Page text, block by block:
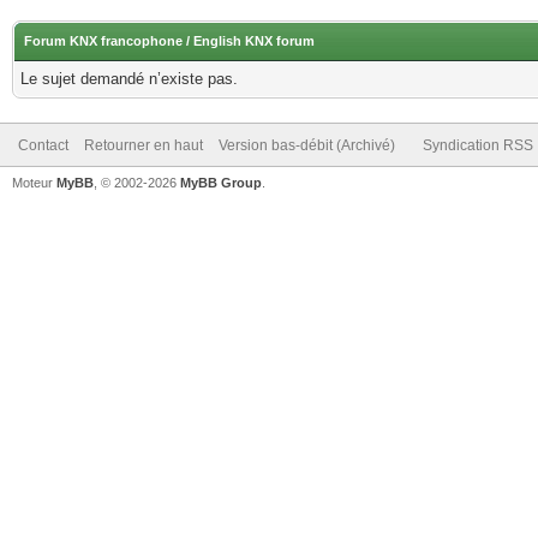
Forum KNX francophone / English KNX forum
Le sujet demandé n’existe pas.
Contact Retourner en haut Version bas-débit (Archivé) Syndication RSS
Moteur MyBB , © 2002-2026 MyBB Group